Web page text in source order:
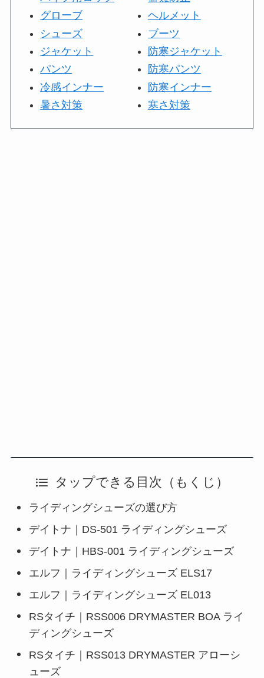
グローブ
シューズ
ジャケット
パンツ
冷感インナー
暑さ対策
ヘルメット
ブーツ
防寒ジャケット
防寒パンツ
防寒インナー
寒さ対策
タップできる目次（もくじ）
ライディングシューズの選び方
デイトナ｜DS-501 ライディングシューズ
デイトナ｜HBS-001 ライディングシューズ
エルフ｜ライディングシューズ ELS17
エルフ｜ライディングシューズ EL013
RSタイチ｜RSS006 DRYMASTER BOA ライ
ディングシューズ
RSタイチ｜RSS013 DRYMASTER アローシ
ューズ